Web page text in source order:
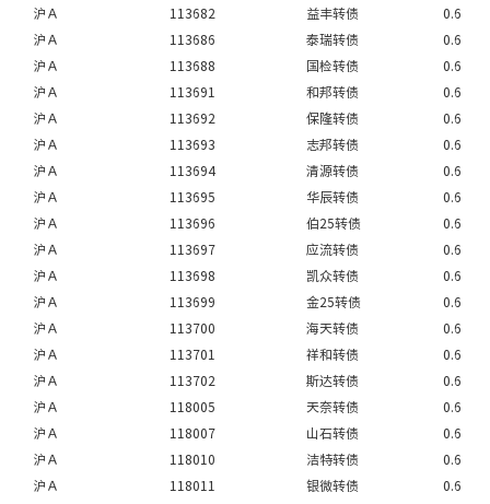
沪Ａ
113682 益丰转债
0.6
沪Ａ
113686 泰瑞转债
0.6
沪Ａ
113688 国检转债
0.6
沪Ａ
113691 和邦转债
0.6
沪Ａ
113692 保隆转债
0.6
沪Ａ
113693 志邦转债
0.6
沪Ａ
113694 清源转债
0.6
沪Ａ
113695 华辰转债
0.6
沪Ａ
113696 伯25转债
0.6
沪Ａ
113697 应流转债
0.6
沪Ａ
113698 凯众转债
0.6
沪Ａ
113699 金25转债
0.6
沪Ａ
113700 海天转债
0.6
沪Ａ
113701 祥和转债
0.6
沪Ａ
113702 斯达转债
0.6
沪Ａ
118005 天奈转债
0.6
沪Ａ
118007 山石转债
0.6
沪Ａ
118010 洁特转债
0.6
沪Ａ
118011 银微转债
0.6